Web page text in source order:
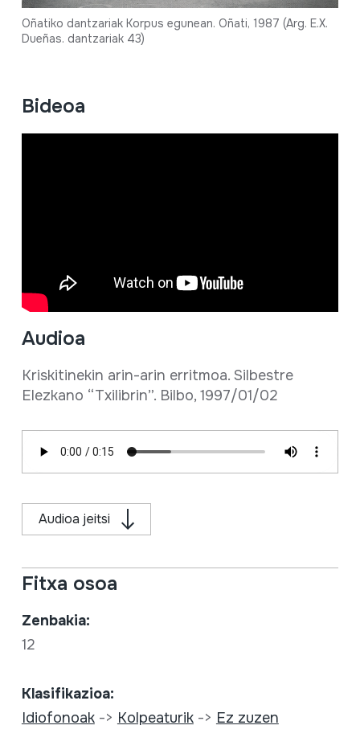
Oñatiko dantzariak Korpus egunean. Oñati, 1987 (Arg. E.X.
Dueñas. dantzariak 43)
Bideoa
Audioa
Kriskitinekin arin-arin erritmoa. Silbestre
Elezkano “Txilibrin”. Bilbo, 1997/01/02
Audioa jeitsi
Fitxa osoa
Zenbakia:
12
Klasifikazioa:
Idiofonoak-> Kolpeaturik-> Ez zuzen